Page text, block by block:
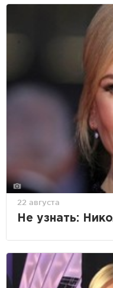
22 августа
Не узнать: